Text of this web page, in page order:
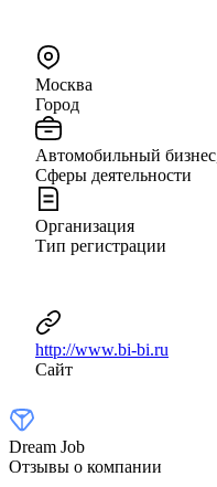
Москва
Город
Автомобильный
Сферы деятельности
Организация
Тип регистрации
http://www.bi-bi.ru
Сайт
Dream Job
Отзывы о компании